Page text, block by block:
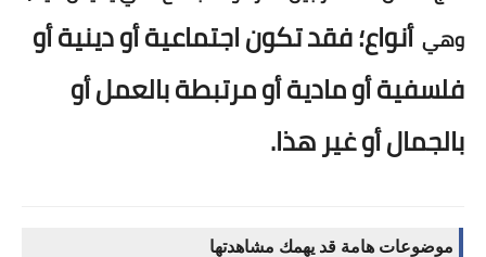
وهيأنواع؛ فقد تكون اجتماعية أو دينية أو
فلسفية أو مادية أو مرتبطة بالعمل أو
بالجمال أو غير هذا.
موضوعات هامة قد يهمك مشاهدتها